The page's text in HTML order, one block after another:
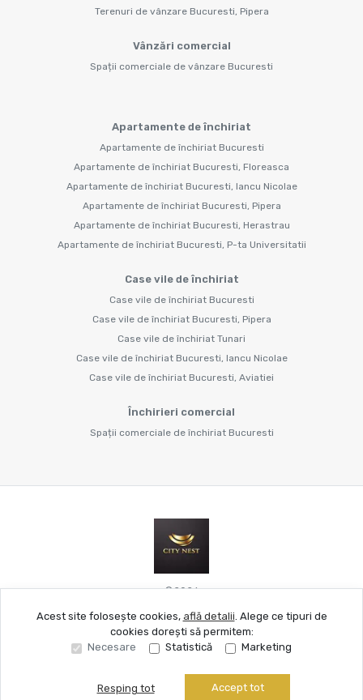
Sună acum Solicită vizionare
Terenuri de vânzare Bucuresti, Pipera
Vânzări comercial
Spații comerciale de vânzare Bucuresti
Apartamente de închiriat
Apartamente de închiriat Bucuresti
Apartamente de închiriat Bucuresti, Floreasca
Apartamente de închiriat Bucuresti, Iancu Nicolae
Apartamente de închiriat Bucuresti, Pipera
Apartamente de închiriat Bucuresti, Herastrau
Apartamente de închiriat Bucuresti, P-ta Universitatii
Case vile de închiriat
Case vile de închiriat Bucuresti
Case vile de închiriat Bucuresti, Pipera
Case vile de închiriat Tunari
Case vile de închiriat Bucuresti, Iancu Nicolae
Case vile de închiriat Bucuresti, Aviatiei
Închirieri comercial
Spații comerciale de închiriat Bucuresti
©2026
Site creat în
Acest site folosește cookies, află detalii. Alege ce tipuri de
cookies dorești să permitem:
Necesare
Statistică Marketing
Resping tot Accept tot